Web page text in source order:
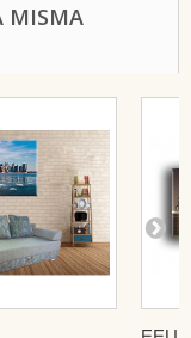
MISMA